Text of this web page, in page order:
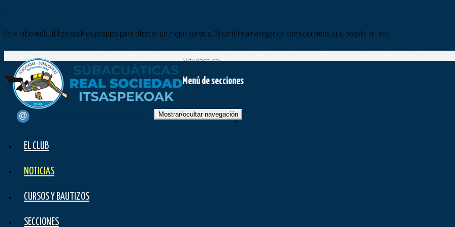
×
Este sitio web utiliza cookies propias para ofrecer un mejor servicio. Si continúa navegando consideramos que acepta su uso.
Síguenos en:
Menú de secciones
Mostrar/ocultar navegación
EL CLUB
NOTICIAS
CURSOS Y BAUTIZOS
SECCIONES